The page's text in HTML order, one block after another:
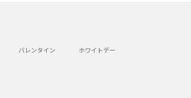
バレンタイン ホワイトデー